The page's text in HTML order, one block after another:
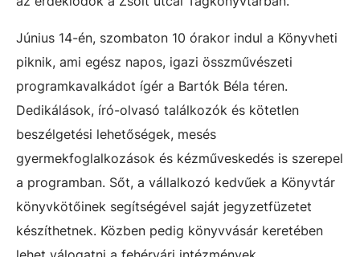
Június 14-én, szombaton 10 órakor indul a Könyvheti
piknik, ami egész napos, igazi összművészeti
programkavalkádot ígér a Bartók Béla téren.
Dedikálások, író-olvasó találkozók és kötetlen
beszélgetési lehetőségek, mesés
gyermekfoglalkozások és kézműveskedés is szerepel
a programban. Sőt, a vállalkozó kedvűek a Könyvtár
könyvkötőinek segítségével saját jegyzetfüzetet
készíthetnek. Közben pedig könyvvásár keretében